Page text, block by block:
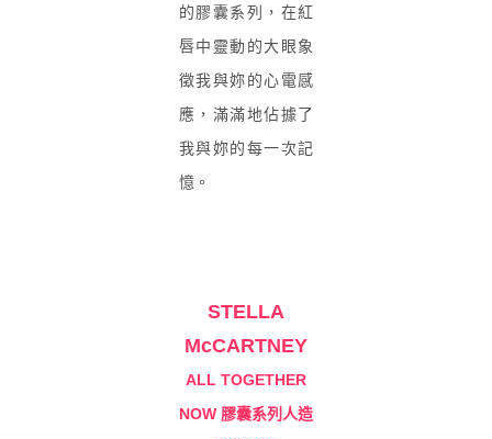
的膠囊系列，在紅
唇中靈動的大眼象
徵我與妳的心電感
應，滿滿地佔據了
我與妳的每一次記
憶。
STELLA
McCARTNEY
ALL TOGETHER
NOW 膠囊系列人造